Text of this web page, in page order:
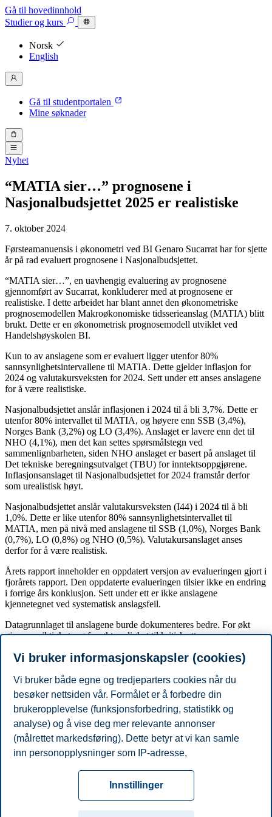
Gå til hovedinnhold
Studierog kurs
Norsk
English
Gå til studentportalen
Mine søknader
Nyhet
“MATIA sier…” prognosene i
Nasjonalbudsjettet 2025 er realistiske
7. oktober 2024
Førsteamanuensis i økonometri ved BI Genaro Sucarrat har for sjette
år på rad evaluert prognosene i Nasjonalbudsjettet.
“MATIA sier…”, en uavhengig evaluering av prognosene
gjennomført av Sucarrat, konkluderer med at prognosene er
realistiske. I dette arbeidet har blant annet den økonometriske
prognosemodellen Makroøkonomiske tidsserieanslag (MATIA) blitt
brukt. Dette er en økonometrisk prognosemodell utviklet ved
Handelshøyskolen BI.
Kun to av anslagene som er evaluert ligger utenfor 80%
sannsynlighetsintervallene til MATIA. Dette gjelder inflasjon for
2024 og valutakursveksten for 2024. Sett under ett anses anslagene
for å være realistiske.
Nasjonalbudsjettet anslår inflasjonen i 2024 til å bli 3,7%. Dette er
utenfor 80% intervallet til MATIA, og høyere enn SSB (3,4%),
Norges Bank (3,2%) og LO (3,4%). Anslaget er lavere enn det til
NHO (4,1%), men det kan settes spørsmålstegn ved
sammenlignbarheten, siden NHO anslaget er basert på anslaget til
Det tekniske beregningsutvalget (TBU) for inntektsoppgjørene.
Inflasjonsanslaget til Nasjonalbudsjettet for 2024 framstår derfor
som urealistisk høyt.
Nasjonalbudsjettet anslår valutakursveksten (I44) i 2024 til å bli
1,0%. Dette er like utenfor 80% sannsynlighetsintervallet til
MATIA, men på nivå med anslagene til SSB (1,0%), Norges Bank
(0,7%), LO (0,8%) og NHO (0,5%). Valutakursanslaget anses
derfor for å være realistisk.
Årets rapport inneholder en oppdatert versjon av evalueringen gjort i
fjorårets rapport. Den oppdaterte evalueringen tilsier ikke en endring
i forrige års konklusjon. Sett under ett er ikke anslagene
kjennetegnet ved systematisk anslagsfeil.
Datagrunnlaget til anslagene burde dokumenteres bedre. For økt
gjennomsiktighet, og for økt mulighet til kritisk ettersyn og
statistikkbanken til SSB) oppgis i tillegg til dato for dataavling. Dette
Rapporten “MATIA sier…” er tilgjengelig via
https://www.sucarrat.net/matia. Det er 6. året på rad rapporten
publiseres.
Del artikkelen:
Tilgjengelighetserklæring
Kontakt oss
Vi bruker informasjonskapsler (cookies)
Vi bruker både egne og tredjeparters cookies når du
besøker nettsiden vår. Formålet er å forbedre din
brukeropplevelse (funksjonsforbedring, statistikk og
analyse) og å vise deg mer relevante annonser
(målrettet markedsføring). Dette betyr at vi kan samle
inn personopplysninger som IP-adresse,
cookies som er nødvendige for at nettsiden skal
fungere, kan du enten godta alle eller tilpasse ditt
samtykke ved å endre innstillinger.
Innstillinger